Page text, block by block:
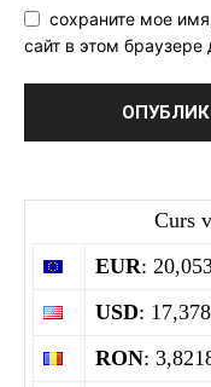
сохраните мое
сайт в этом
Curs
EUR:
USD:
RON: